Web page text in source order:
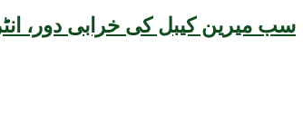
سب میرین کیبل کی خرابی دور،